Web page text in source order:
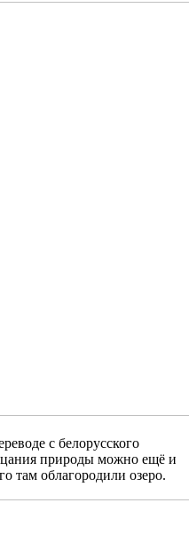
с белорусского
природы можно ещё и
там облагородили озеро.